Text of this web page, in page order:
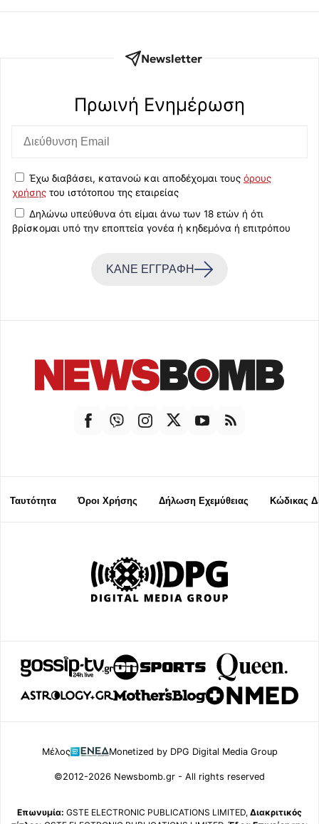
Newsletter
Πρωινή Eνημέρωση
Έχω διαβάσει, κατανοώ και αποδέχομαι τους όρους
χρήσης του ιστότοπου της εταιρείας
Δηλώνω υπεύθυνα ότι είμαι άνω των 18 ετών ή ότι
βρίσκομαι υπό την εποπτεία γονέα ή κηδεμόνα ή επιτρόπου
ΚΑΝΕ ΕΓΓΡΑΦΗ
Ταυτότητα Όροι Χρήσης Δήλωση Εχεμύθειας Κώδικας
Μέλος Monetized by DPG Digital Media Group
©2012-2026 Newsbomb.gr - All rights reserved
Επωνυμία: GSTE ELECTRONIC PUBLICATIONS LIMITED, Διακριτικός